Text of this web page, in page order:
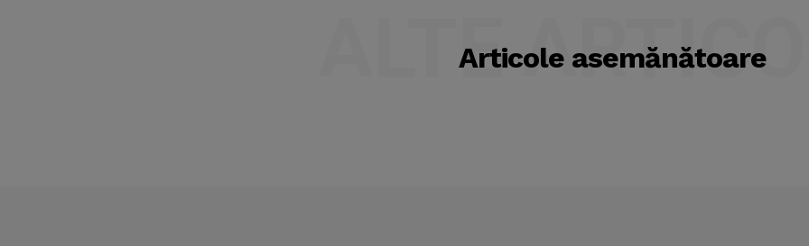
Articole asemănătoare
ALTE